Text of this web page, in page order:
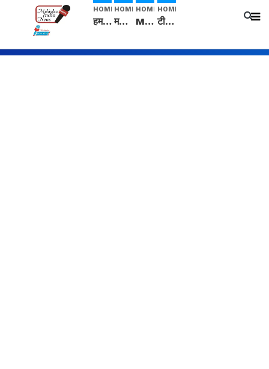
HOME
हम सनातनी..." सांसद kangana Ranaut से क्या बोली लड़की? Viral Jantar-Mantar | CJP protest
HOME
मनीषा हत्याकांड: हत्या, आत्महत्या या कोई बड़ा राज? | Full Story | Josh Haryana
HOME
Mangalsutra: हिंदू धर्म में शादी के बाद मंगलसूत्र क्यों पहनती है महिलाएं, किसने शुरु की ये परंपरा
HOME
टीम बीकेई ने एग्रीकल्चर ग्रेड की यूरिया खाद गट्टों में बदलकर टेक्निकल ग्रेड में बेचने वालों पर करवाई कार्रवाई: लखविंदर सिंह औलख